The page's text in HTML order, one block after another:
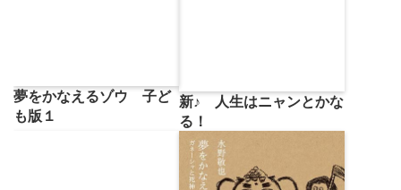
夢をかなえるゾウ 子ど
も版１
新♪ 人生はニャンとかな
る！